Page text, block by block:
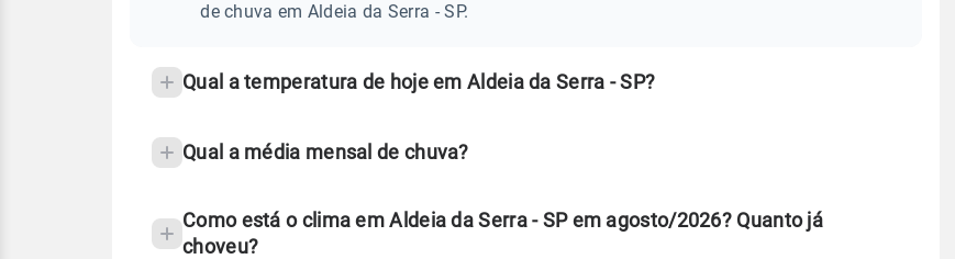
temperatura
de chuva em Aldeia da Serra - SP.
Qual a temperatura de hoje em Aldeia da Serra - SP?
Qual a média mensal de chuva?
Como está o clima em Aldeia da Serra - SP em agosto/2026? Quanto já
choveu?